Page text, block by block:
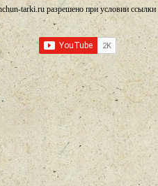
tarki.ru разрешено при условии ссылки